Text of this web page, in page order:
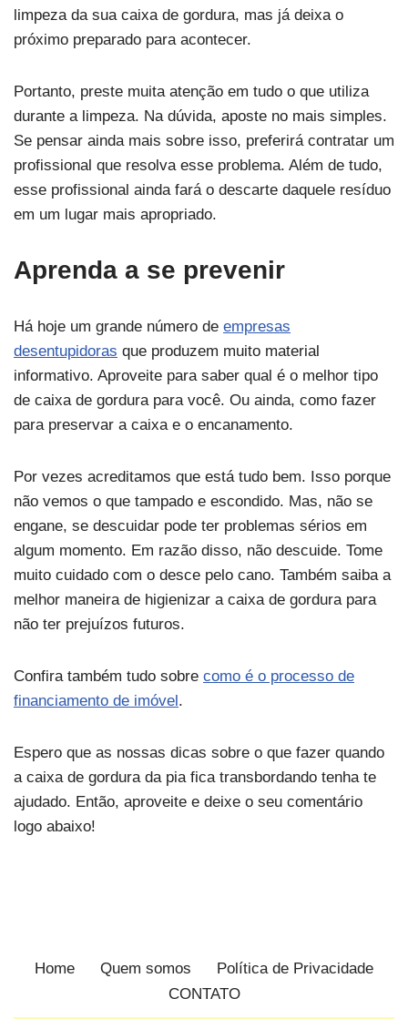
limpeza da sua caixa de gordura, mas já deixa o
próximo preparado para acontecer.
Portanto, preste muita atenção em tudo o que utiliza
durante a limpeza. Na dúvida, aposte no mais simples.
Se pensar ainda mais sobre isso, preferirá contratar um
profissional que resolva esse problema. Além de tudo,
esse profissional ainda fará o descarte daquele resíduo
em um lugar mais apropriado.
Aprenda a se prevenir
Há hoje um grande número de empresas
desentupidoras que produzem muito material
informativo. Aproveite para saber qual é o melhor tipo
de caixa de gordura para você. Ou ainda, como fazer
para preservar a caixa e o encanamento.
Por vezes acreditamos que está tudo bem. Isso porque
não vemos o que tampado e escondido. Mas, não se
engane, se descuidar pode ter problemas sérios em
algum momento. Em razão disso, não descuide. Tome
muito cuidado com o desce pelo cano. Também saiba a
melhor maneira de higienizar a caixa de gordura para
não ter prejuízos futuros.
Confira também tudo sobre como é o processo de
financiamento de imóvel.
Espero que as nossas dicas sobre o que fazer quando
a caixa de gordura da pia fica transbordando tenha te
ajudado. Então, aproveite e deixe o seu comentário
logo abaixo!
Home Quem somos
Política de Privacidade
CONTATO